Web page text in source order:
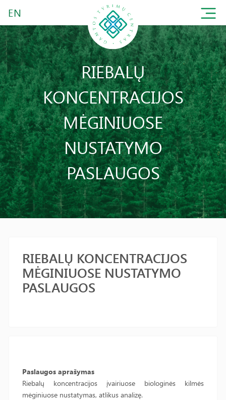
EN
RIEBALŲ
KONCENTRACIJOS
MĖGINIUOSE
NUSTATYMO
PASLAUGOS
RIEBALŲ KONCENTRACIJOS
MĖGINIUOSE NUSTATYMO
PASLAUGOS
Paslaugos aprašymas
Riebalų koncentracijos įvairiuose biologinės kilmės
mėginiuose nustatymas, atlikus analizę.